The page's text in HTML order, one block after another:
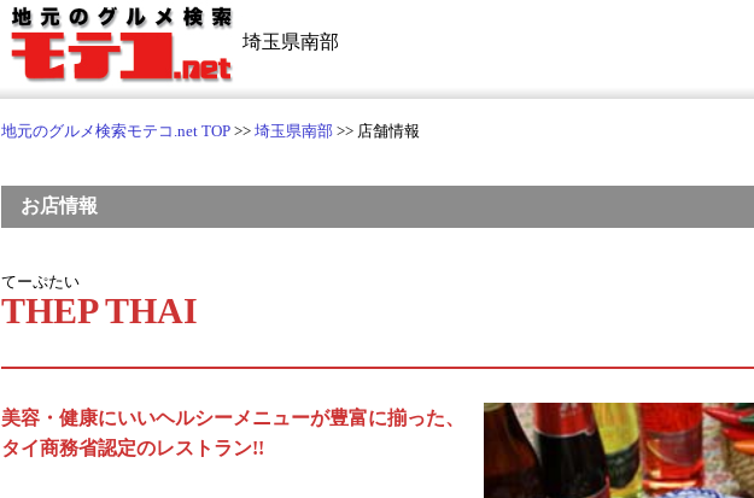
埼玉県南部
地元のグルメ検索モテコ.net TOP >> 埼玉県南部 >> 店舗情報
お店情報
てーぷたい
THEP THAI
美容・健康にいいヘルシーメニューが豊富に揃った、
タイ商務省認定のレストラン!!